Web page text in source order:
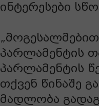
ინტერესები
პარლამენტის
პარლამენტის
თქვენ წინაშე
მადლობა